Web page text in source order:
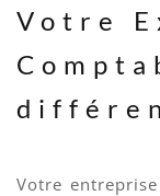
Votre
Votre